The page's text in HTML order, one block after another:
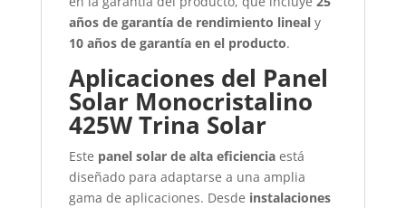
años de garantía de rendimiento linealy
10 años de garantía en el producto.
Aplicaciones del Panel
Solar Monocristalino
425W Trina Solar
Este panel solar de alta eficienciaestá
diseñado para adaptarse a una amplia
gama de aplicaciones. Desde instalaciones